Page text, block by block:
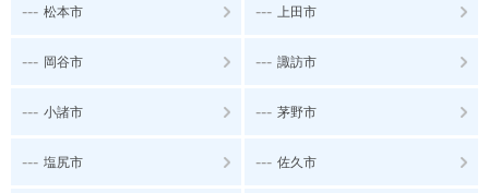
--- 松本市 --- 上田市
--- 岡谷市 --- 諏訪市
--- 小諸市 --- 茅野市
--- 塩尻市 --- 佐久市